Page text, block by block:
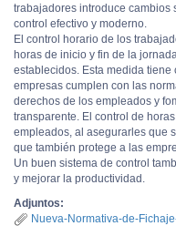
trabajadores introduce cambios
control efectivo y moderno.
El control horario de los
horas de inicio y fin de la
establecidos. Esta medida
empresas cumplen con las
derechos de los empleados y
transparente. El control de
empleados, al asegurarles que
que también protege a las
Un buen sistema de control
y mejorar la productividad.
Adjuntos:
Nueva-Normativa-de-